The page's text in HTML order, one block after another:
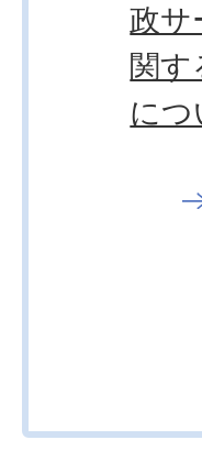
政サ
関す
につ